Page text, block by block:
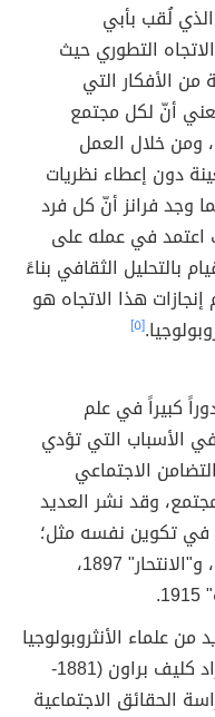
لُقب بأبي
التطوري حيث
الأفكار التي
أنّ لكل مجتمع
ومن خلال العمل
دون إعطاء نظريات
وجد فرانز أنّ كل فرد
في عمله على
بالتحليل الثقافي بناءً
هذا الاتجاه هو
[٥]
1917) دوراً كبيراً في علم
في الأسباب التي تؤدي
الاجتماعي
وقد نشر العديد
في تكوين نفسه مثل؛
"تقسيم العمل في المجتمع" 1893، و"الانتحار" 1897،
علماء الأنثروبولوجيا
في بريطانيا وأمريكا ومن أهمهم راد كليف براون (1881-
الحقائق الاجتماعية